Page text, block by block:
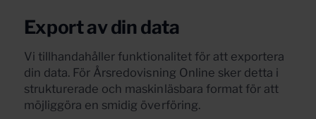
Export av din data
Vi tillhandahåller funktionalitet för att exportera
din data. För Årsredovisning Online sker detta i
strukturerade och maskinläsbara format för att
möjliggöra en smidig överföring.